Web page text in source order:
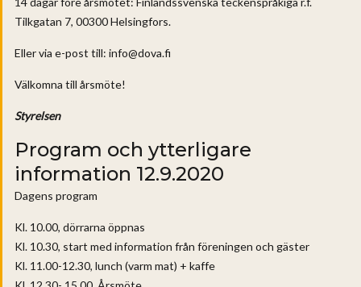
Tilkgatan 7, 00300 Helsingfors.
Eller via e-post till: info@dova.fi
Välkomna till årsmöte!
Styrelsen
Program och ytterligare
information 12.9.2020
Dagens program
Kl. 10.00, dörrarna öppnas
Kl. 10.30, start med information från föreningen och gäster
Kl. 11.00-12.30, lunch (varm mat) + kaffe